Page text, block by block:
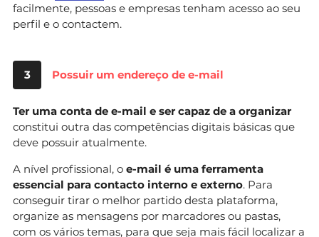
facilmente, pessoas e empresas tenham acesso ao seu
perfil e o contactem.
3 Possuir um endereço de e-mail
Ter uma conta de e-mail e ser capaz de a organizar
constitui outra das competências digitais básicas que
deve possuir atualmente.
A nível profissional, o e-mail é uma ferramenta
essencial para contacto interno e externo. Para
conseguir tirar o melhor partido desta plataforma,
organize as mensagens por marcadores ou pastas,
com os vários temas, para que seja mais fácil localizar a